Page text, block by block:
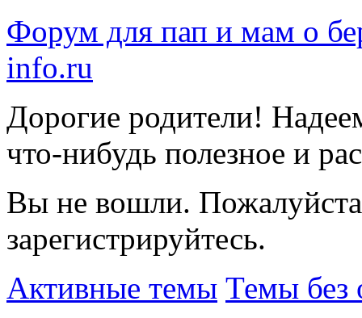
Форум для пап и мам о
info.ru
Дорогие родители!
что-нибудь полезное и
Вы не вошли.
зарегистрируйтесь.
Активные темы Темы без